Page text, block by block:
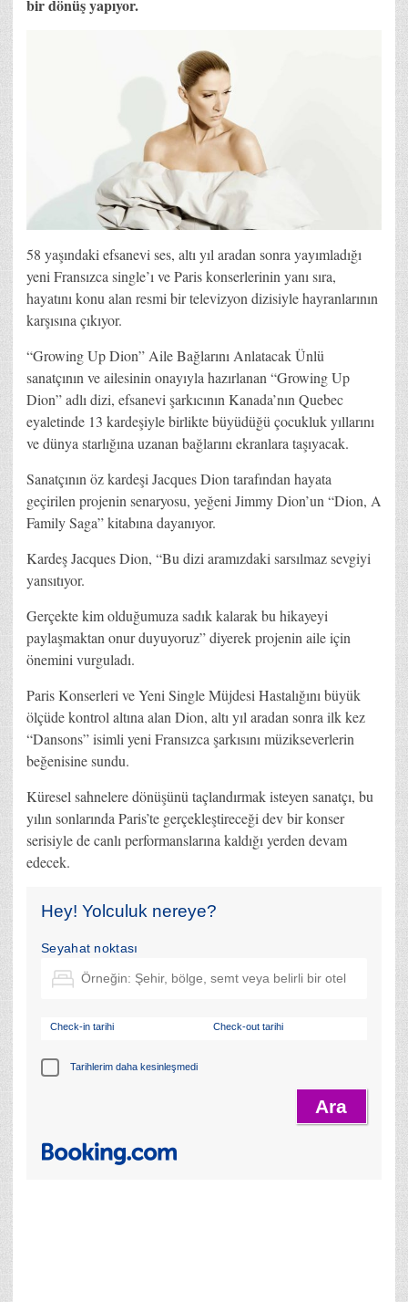
bir dönüş yapıyor.
58 yaşındaki efsanevi ses, altı yıl aradan sonra yayımladığı
yeni Fransızca single’ı ve Paris konserlerinin yanı sıra,
hayatını konu alan resmi bir televizyon dizisiyle hayranlarının
karşısına çıkıyor.
“Growing Up Dion” Aile Bağlarını Anlatacak Ünlü
sanatçının ve ailesinin onayıyla hazırlanan “Growing Up
Dion” adlı dizi, efsanevi şarkıcının Kanada’nın Quebec
eyaletinde 13 kardeşiyle birlikte büyüdüğü çocukluk yıllarını
ve dünya starlığına uzanan bağlarını ekranlara taşıyacak.
Sanatçının öz kardeşi Jacques Dion tarafından hayata
geçirilen projenin senaryosu, yeğeni Jimmy Dion’un “Dion, A
Family Saga” kitabına dayanıyor.
Kardeş Jacques Dion, “Bu dizi aramızdaki sarsılmaz sevgiyi
yansıtıyor.
Gerçekte kim olduğumuza sadık kalarak bu hikayeyi
paylaşmaktan onur duyuyoruz” diyerek projenin aile için
önemini vurguladı.
Paris Konserleri ve Yeni Single Müjdesi Hastalığını büyük
ölçüde kontrol altına alan Dion, altı yıl aradan sonra ilk kez
“Dansons” isimli yeni Fransızca şarkısını müzikseverlerin
beğenisine sundu.
Küresel sahnelere dönüşünü taçlandırmak isteyen sanatçı, bu
yılın sonlarında Paris’te gerçekleştireceği dev bir konser
serisiyle de canlı performanslarına kaldığı yerden devam
edecek.
Hey! Yolculuk nereye?
Seyahat noktası
Check-in tarihi Check-out tarihi
Tarihlerim daha kesinleşmedi